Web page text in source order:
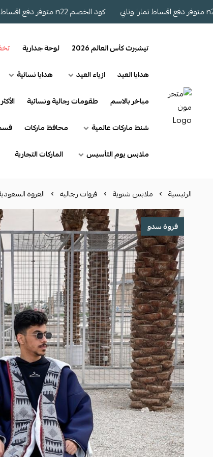
كود الخصم n22 متوفر دفع اقساط تمارا وتابي
تيشيرت كأس العالم 2026 لوحة جدارية
هدايا العيد
ازياء العيد هدايا نسائية
مباخر بالاسم
طقومات رجالية ونسائية
شنط ماركات عالمية
محافظ ماركات قسم
ملابس يوم التأسيس
الماركات التجارية
الرئيسية ملابس شتوية فروات رجاليه الفروة
فروة سدو